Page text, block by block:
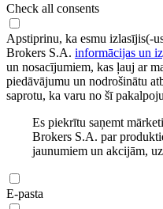
Check all consents
Apstiprinu, ka esmu
Brokers S.A. informācijas un
un nosacījumiem, kas ļauj ar
piedāvājumu un nodrošinātu
saprotu, ka varu no šī
Es piekrītu saņemt
Brokers S.A. par
jaunumiem un akcijām,
E-pasta